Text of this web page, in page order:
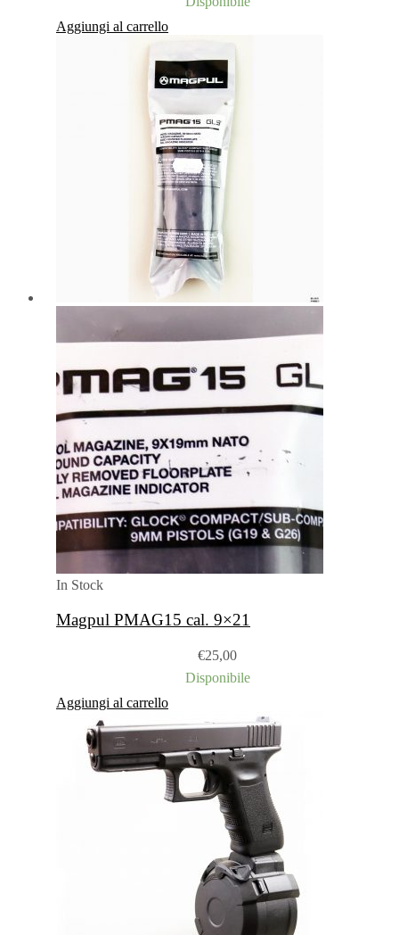
Aggiungi al carrello
In Stock
Magpul PMAG15 cal. 9×21
€25,00
Disponibile
Aggiungi al carrello